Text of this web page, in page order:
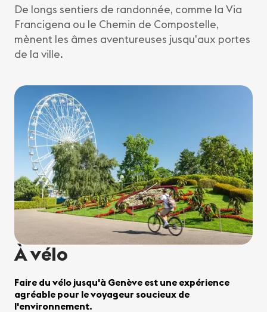
De longs sentiers de randonnée, comme la Via
Francigena ou le Chemin de Compostelle,
mènent les âmes aventureuses jusqu'aux portes
de la ville.
À vélo
Faire du vélo jusqu'à Genève est une expérience
agréable pour le voyageur soucieux de
l'environnement.